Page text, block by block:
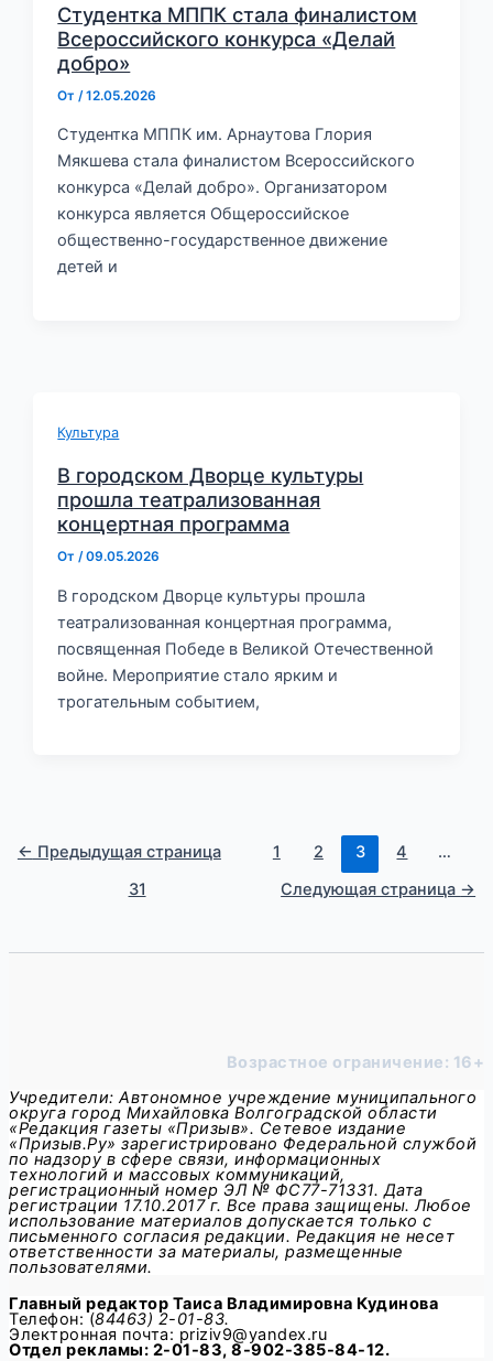
Студентка МППК стала финалистом
Всероссийского конкурса «Делай
добро»
От /12.05.2026
Студентка МППК им. Арнаутова Глория
Мякшева стала финалистом Всероссийского
конкурса «Делай добро». Организатором
конкурса является Общероссийское
общественно-государственное движение
детей и
Культура
В городском Дворце культуры
прошла театрализованная
концертная программа
От/09.05.2026
В городском Дворце культуры прошла
театрализованная концертная программа,
посвященная Победе в Великой Отечественной
войне. Мероприятие стало ярким и
трогательным событием,
← Предыдущая страница 1 2 3 4
…
31
Следующая страница →
Возрастное ограничение: 16+
Учредители: Автономное учреждение муниципального
округа город Михайловка Волгоградской области
«Редакция газеты «Призыв». Сетевое издание
«Призыв.Ру» зарегистрировано Федеральной службой
по надзору в сфере связи, информационных
технологий и массовых коммуникаций,
регистрационный номер ЭЛ № ФС77-71331. Дата
регистрации 17.10.2017 г. Все права защищены. Любое
использование материалов допускается только с
письменного согласия редакции. Редакция не несет
ответственности за материалы, размещенные
пользователями.
Главный редактор Таиса Владимировна Кудинова
Телефон: (84463) 2-01-83.
Электронная почта: priziv9@yandex.ru
Отдел рекламы: 2-01-83, 8-902-385-84-12.